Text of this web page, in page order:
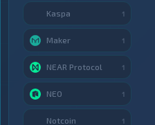
Kaspa 1
Maker 1
NEAR Protocol 1
NEO 1
Notcoin 1